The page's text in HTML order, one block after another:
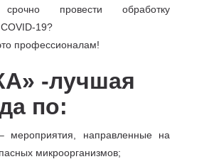
провести обработку
19?
профессионалам!
-лучшая
по:
мероприятия, направленные на
микроорганизмов;